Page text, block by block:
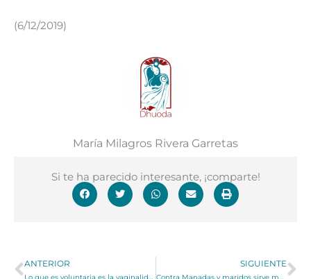
(6/12/2019)
María Milagros Rivera Garretas
Si te ha parecido interesante, ¡comparte!
ANTERIOR
Lo que es voluntaria es la vaginalidad
SIGUIENTE
Contra Manadas y maridos sirve más el Amor que el Derecho